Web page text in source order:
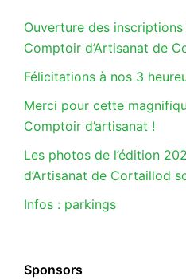
Ouverture des
Comptoir d’Artisanat de
Félicitations à nos 3
Merci pour cette
Comptoir d’artisanat !
Les photos de l’édition
d’Artisanat de Cortaillod
Infos : parkings
Sponsors